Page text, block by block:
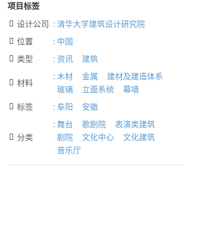
项目标签
 设计公司 : 清华大学建筑设计研究院
 位置 : 中国
 类型 : 资讯 建筑
 材料
: 木材 金属
建材及建造体系
玻璃
立面系统 幕墙
 标签 : 阜阳 安徽
 分类
: 舞台 歌剧院
表演类建筑
剧院
文化中心
文化建筑
音乐厅